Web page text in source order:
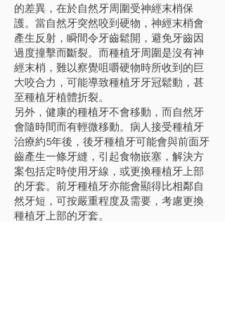
的差異，在於自然牙周圍受神經末梢保
護。當自然牙突然咬到硬物，神經末梢會
產生反射，瞬間令牙齒鬆開，避免牙齒因
過度撞擊而斷裂。而種植牙周圍是沒有神
經末梢，難以察覺咀嚼硬物時所收到的巨
大咬合力，可能導致種植牙牙冠鬆動，甚
至種植牙植體折裂。
另外，健康的種植牙不會移動，而自然牙
會隨時間而有輕微移動。病人接受種植牙
治療約5年後，後牙種植牙可能會與前面牙
齒產生一條牙縫，引起食物嵌塞，解決方
案包括定時使用牙線，或更換種植牙上部
的牙套。前牙種植牙亦能會顯得比相鄰自
然牙短，可按嚴重程度及需要，考慮更換
種植牙上部的牙套。